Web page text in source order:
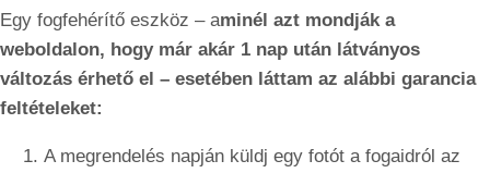
Egy fogfehérítő eszköz – aminél azt mondják a
weboldalon, hogy már akár 1 nap után látványos
változás érhető el – esetében láttam az alábbi garancia
feltételeket:
A megrendelés napján küldj egy fotót a fogaidról az